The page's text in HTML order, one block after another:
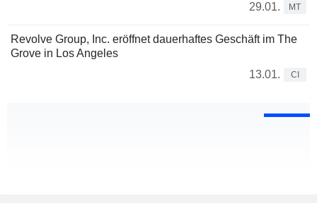
29.01.
MT
Revolve Group, Inc. eröffnet dauerhaftes Geschäft im The
Grove in Los Angeles
13.01.
CI